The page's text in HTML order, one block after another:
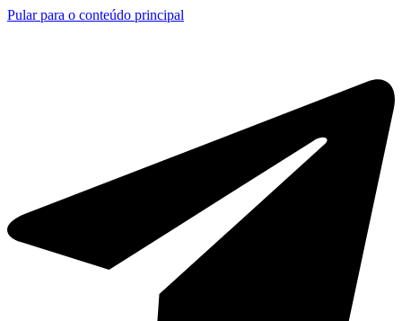
Pular para o conteúdo principal